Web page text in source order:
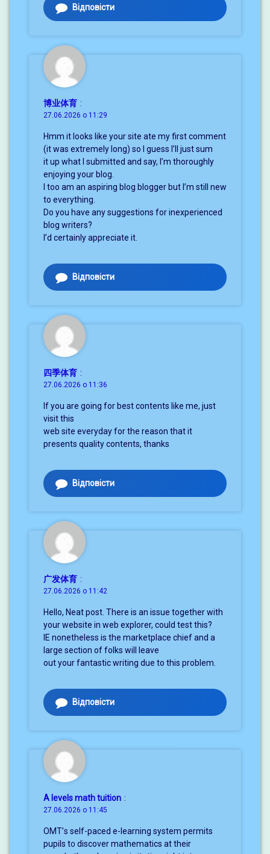
Відповісти
博业体育 :
27.06.2026 о 11:29
Hmm it looks like your site ate my first comment
(it was extremely long) so I guess I’ll just sum
it up what I submitted and say, I’m thoroughly
enjoying your blog.
I too am an aspiring blog blogger but I’m still new
to everything.
Do you have any suggestions for inexperienced
blog writers?
I’d certainly appreciate it.
Відповісти
四季体育 :
27.06.2026 о 11:36
If you are going for best contents like me, just
visit this
web site everyday for the reason that it
presents quality contents, thanks
Відповісти
广发体育 :
27.06.2026 о 11:42
Hello, Neat post. There is an issue together with
your website in web explorer, could test this?
IE nonetheless is the marketplace chief and a
large section of folks will leave
out your fantastic writing due to this problem.
Відповісти
A levels math tuition :
27.06.2026 о 11:45
OMT’ѕ self-paced e-learning ѕystem permits
pupils t᧐ discover mathematics at thеir